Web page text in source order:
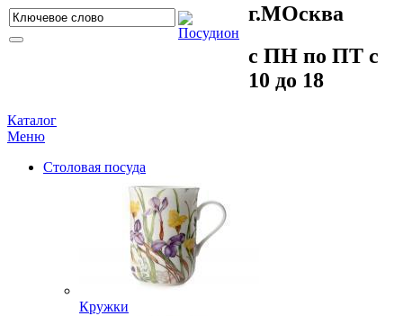
г.МOсква
c ПH пo ПT c
10 до 18
Каталог
Меню
Столовая посуда
Кружки